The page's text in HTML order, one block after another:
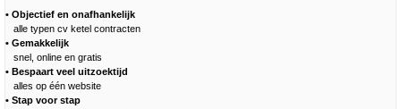
• Objectief en onafhankelijk
alle typen cv ketel contracten
• Gemakkelijk
snel, online en gratis
• Bespaart veel uitzoektijd
alles op één website
• Stap voor stap